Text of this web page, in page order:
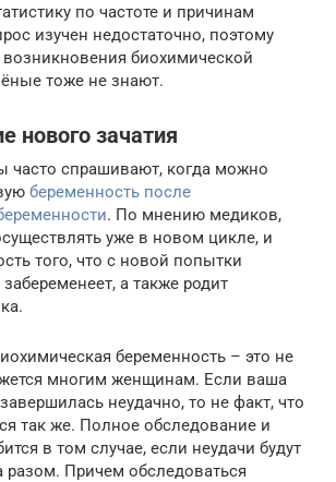
по частоте и причинам
изучен недостаточно, поэтому
биохимической
тоже не знают.
нового зачатия
спрашивают, когда можно
беременность после
. По мнению медиков,
уже в новом цикле, и
того, что с новой попытки
а также родит
беременность – это не
многим женщинам. Если ваша
неудачно, то не факт, что
так же. Полное обследование и
в том случае, если неудачи будут
разом. Причем обследоваться